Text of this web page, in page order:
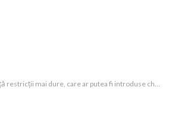
mai dure, care ar putea fi introduse chiar în următoarele zile